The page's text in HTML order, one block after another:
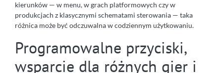
kierunków — w menu, w grach platformowych czy w
produkcjach z klasycznymi schematami sterowania — taka
różnica może być odczuwalna w codziennym użytkowaniu.
Programowalne przyciski,
wsparcie dla różnych gier i